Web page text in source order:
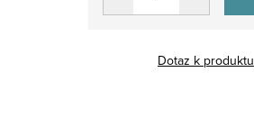
Dotaz k produktu